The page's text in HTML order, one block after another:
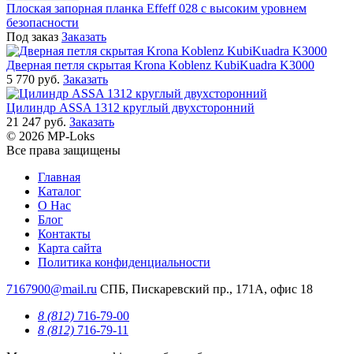
Плоская запорная планка Effeff 028 с высоким уровнем
безопасности
Под заказ Заказать
Дверная петля скрытая Krona Koblenz KubiKuadra K3000
5 770 руб. Заказать
Цилиндр ASSA 1312 круглый двухсторонний
21 247 руб. Заказать
© 2026 MP-Loks
Все права защищены
Главная
Каталог
О Нас
Блог
Контакты
Карта сайта
Политика конфиденциальности
7167900@mail.ru СПБ, Пискаревский пр., 171А, офис 18
8 (812) 716-79-00
8 (812) 716-79-11